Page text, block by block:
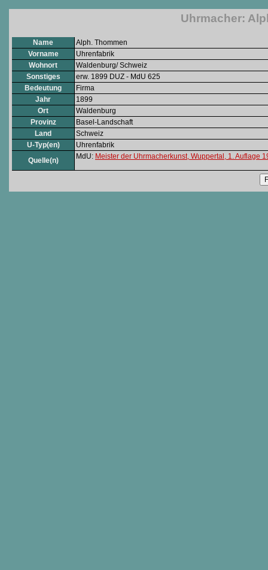
Uhrmacher:
Name
Alph. Thommen
Vorname
Uhrenfabrik
Wohnort
Waldenburg/ Schweiz
Sonstiges
erw. 1899 DUZ - MdU 625
Bedeutung
Firma
Jahr
1899
Ort
Waldenburg
Provinz
Basel-Landschaft
Land
Schweiz
U-Typ(en)
Uhrenfabrik
Quelle(n)
MdU: Meister der Uhrmacherkunst, Wuppertal, 1. Auflage